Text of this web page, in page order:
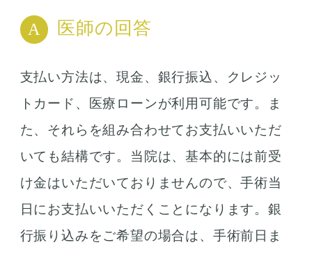
医師の回答
支払い方法は、現金、銀行振込、クレジッ
トカード、医療ローンが利用可能です。ま
た、それらを組み合わせてお支払いいただ
いても結構です。当院は、基本的には前受
け金はいただいておりませんので、手術当
日にお支払いいただくことになります。銀
行振り込みをご希望の場合は、手術前日ま